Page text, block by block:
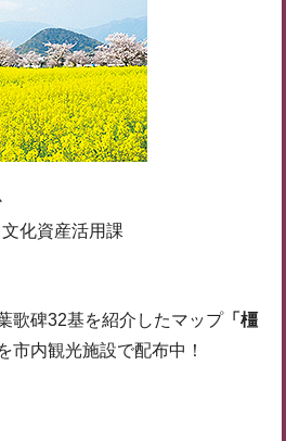
化資産活用課
歌碑32基を紹介したマップ「橿
市内観光施設で配布中！